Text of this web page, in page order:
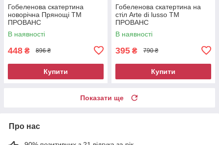
Гобеленова скатертина
новорiчна Прянощi ТМ
ПРОВАНС
В наявності
448 ₴ 896 ₴
Купити
Гобеленова скатертина на
стiл Arte di lusso ТМ
ПРОВАНС
В наявності
395 ₴ 790 ₴
Купити
Показати ще
Про нас